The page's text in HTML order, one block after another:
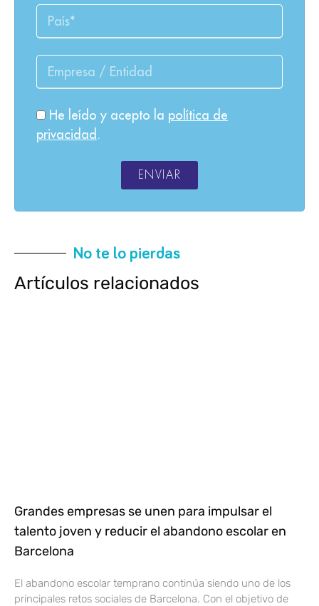
He leído y acepto la política de
privacidad .
ENVIAR
No te lo pierdas
Artículos relacionados
Grandes empresas se unen para impulsar el
talento joven y reducir el abandono escolar en
Barcelona
El abandono escolar temprano continúa siendo uno de los
principales retos sociales de Barcelona. Con el objetivo de